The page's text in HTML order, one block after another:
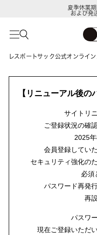
夏季休業
および発
レスポートサック公式オンライ
【リニューアル後の
サイトリ
ご登録状況の確
2025
会員登録してい
セキュリティ強化の
必須
パスワード再発
再
パスワ
現在ご登録いただ